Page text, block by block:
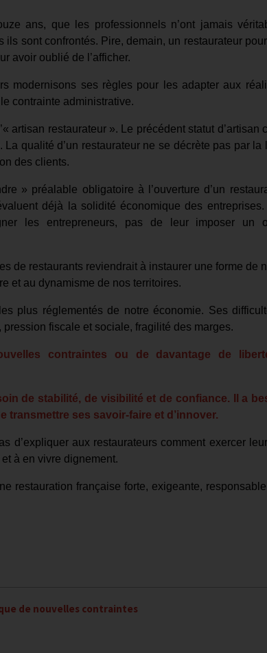
ans, que les professionnels n’ont jamais
sont confrontés. Pire, demain, un restaurateur
avoir oublié de l’afficher.
modernisons ses règles pour les adapter aux
contrainte administrative.
artisan restaurateur ». Le précédent statut d’artisan
qualité d’un restaurateur ne se décrète pas par la
des clients.
» préalable obligatoire à l’ouverture d’un
déjà la solidité économique des
les entrepreneurs, pas de leur imposer un
de restaurants reviendrait à instaurer une forme de
et au dynamisme de nos territoires.
plus réglementés de notre économie. Ses
fiscale et sociale, fragilité des marges.
contraintes ou de davantage de
de stabilité, de visibilité et de confiance. Il a
transmettre ses savoir-faire et d’innover.
d’expliquer aux restaurateurs comment exercer
à en vivre dignement.
restauration française forte, exigeante,
de nouvelles contraintes